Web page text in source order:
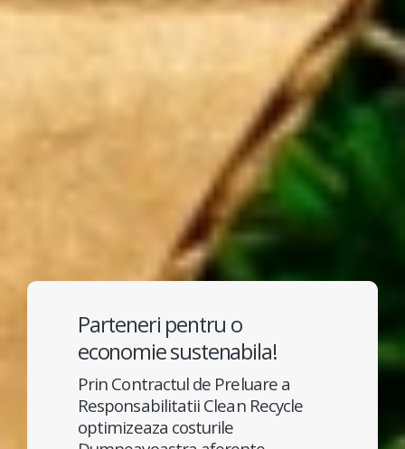
Parteneri pentru o
economie sustenabila!
Prin Contractul de Preluare a
Responsabilitatii Clean Recycle
optimizeaza costurile